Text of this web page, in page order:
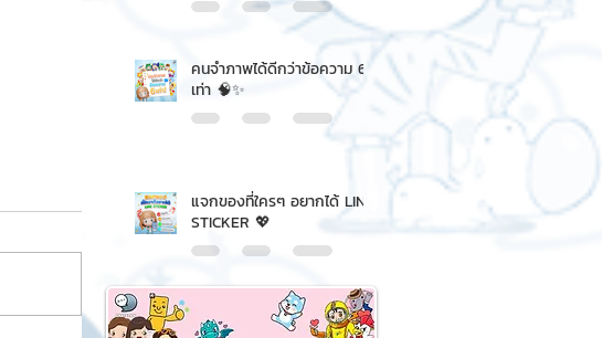
คนจำภาพได้ดีกว่าข้อความ 6
เท่า 🧠✨
แจกของที่ใครๆ อยากได้ LINE
STICKER 💖